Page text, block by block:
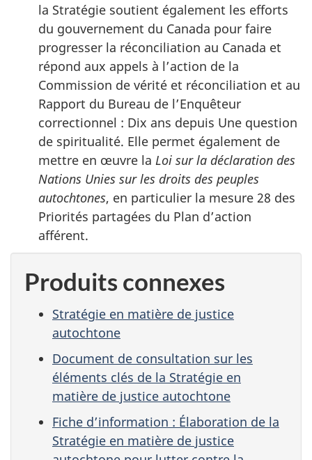
la Stratégie soutient également les efforts
du gouvernement du Canada pour faire
progresser la réconciliation au Canada et
répond aux appels à l’action de la
Commission de vérité et réconciliation et au
Rapport du Bureau de l’Enquêteur
correctionnel : Dix ans depuis Une question
de spiritualité. Elle permet également de
mettre en œuvre la Loi sur la déclaration des
Nations Unies sur les droits des peuples
autochtones, en particulier la mesure 28 des
Priorités partagées du Plan d’action
afférent.
Produits connexes
Stratégie en matière de justice
autochtone
Document de consultation sur les
éléments clés de la Stratégie en
matière de justice autochtone
Fiche d’information : Élaboration de la
Stratégie en matière de justice